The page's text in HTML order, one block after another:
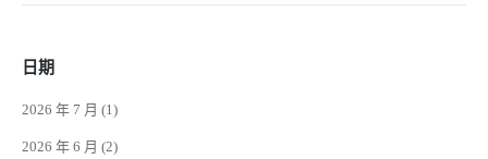
日期
2026 年 7 月 (1)
2026 年 6 月 (2)